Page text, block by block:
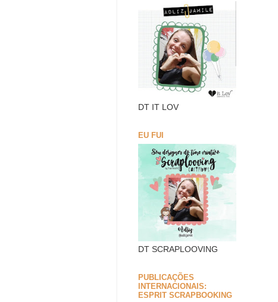
DT IT LOV
EU FUI
DT SCRAPLOOVING
PUBLICAÇÕES
INTERNACIONAIS:
ESPRIT SCRAPBOOKING